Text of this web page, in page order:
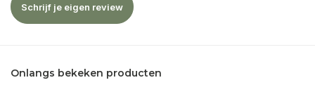
Schrijf je eigen review
Onlangs bekeken producten